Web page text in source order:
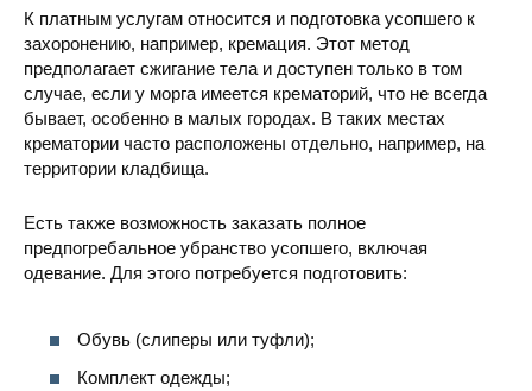
К платным услугам относится и подготовка усопшего к
захоронению, например, кремация. Этот метод
предполагает сжигание тела и доступен только в том
случае, если у морга имеется крематорий, что не всегда
бывает, особенно в малых городах. В таких местах
крематории часто расположены отдельно, например, на
территории кладбища.
Есть также возможность заказать полное
предпогребальное убранство усопшего, включая
одевание. Для этого потребуется подготовить:
Обувь (слиперы или туфли);
Комплект одежды;